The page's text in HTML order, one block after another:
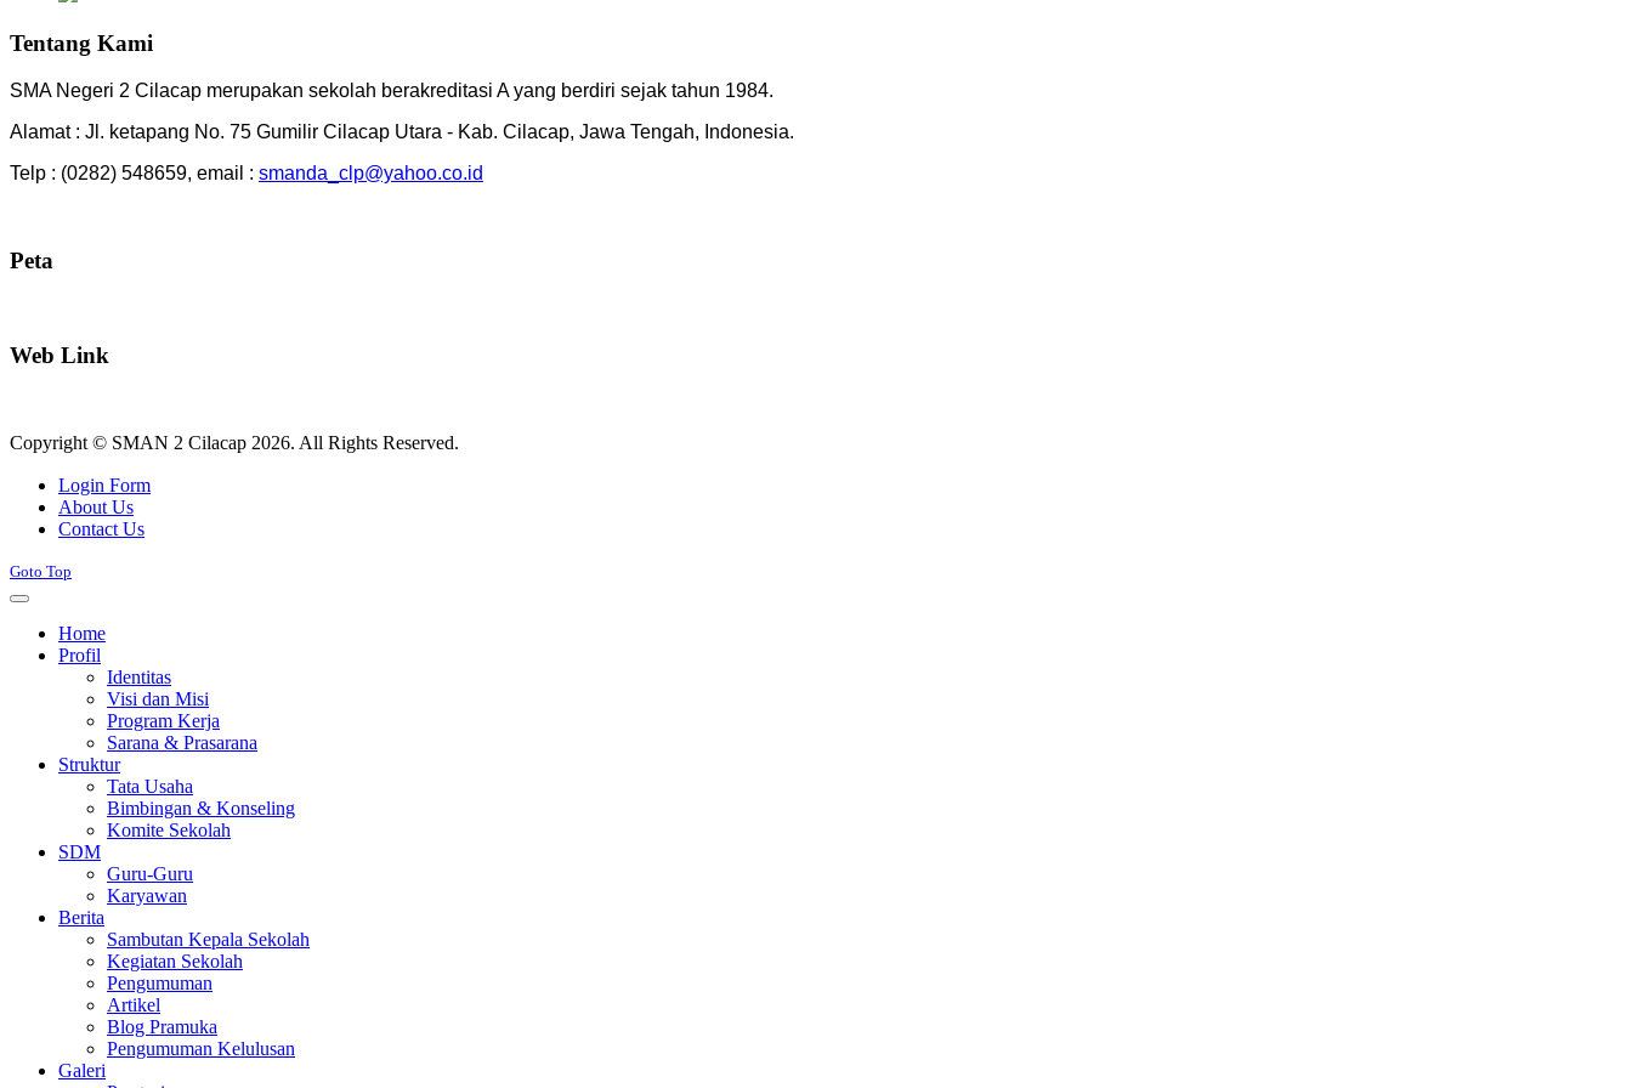
Tentang Kami
SMA Negeri 2 Cilacap merupakan sekolah berakreditasi A yang berdiri sejak tahun 1984.
Alamat : Jl. ketapang No. 75 Gumilir Cilacap Utara - Kab. Cilacap, Jawa Tengah, Indonesia.
Telp : (0282) 548659, email : smanda_clp@yahoo.co.id
Peta
Web Link
Copyright © SMAN 2 Cilacap 2026. All Rights Reserved.
Login Form
About Us
Contact Us
Goto Top
Home
Profil
Identitas
Visi dan Misi
Program Kerja
Sarana & Prasarana
Struktur
Tata Usaha
Bimbingan & Konseling
Komite Sekolah
SDM
Guru-Guru
Karyawan
Berita
Sambutan Kepala Sekolah
Kegiatan Sekolah
Pengumuman
Artikel
Blog Pramuka
Pengumuman Kelulusan
Galeri